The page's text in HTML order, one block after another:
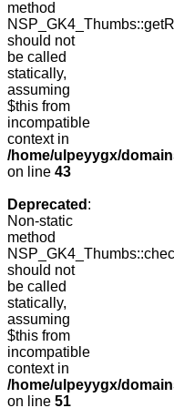
method
should not
be called
statically,
assuming
$this from
incompatible
context in
/home/ulpeyygx/
on line 43
Deprecated :
Non-static
method
should not
be called
statically,
assuming
$this from
incompatible
context in
/home/ulpeyygx/
on line 51